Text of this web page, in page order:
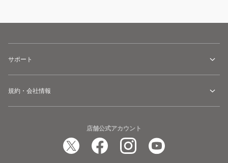
サポート
規約・会社情報
店舗公式アカウント